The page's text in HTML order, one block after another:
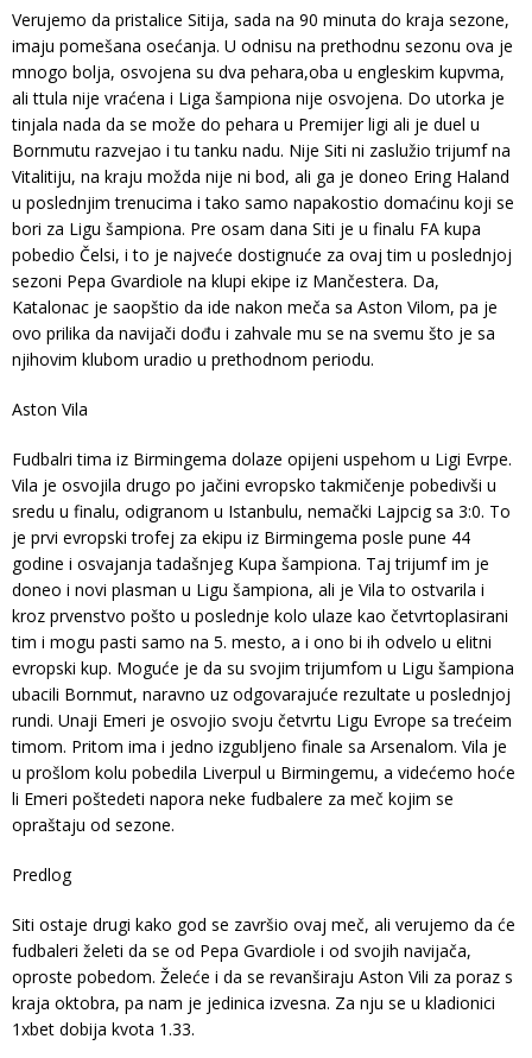
Verujemo da pristalice Sitija, sada na 90 minuta do kraja sezone,
imaju pomešana osećanja. U odnisu na prethodnu sezonu ova je
mnogo bolja, osvojena su dva pehara,oba u engleskim kupvma,
ali ttula nije vraćena i Liga šampiona nije osvojena. Do utorka je
tinjala nada da se može do pehara u Premijer ligi ali je duel u
Bornmutu razvejao i tu tanku nadu. Nije Siti ni zaslužio trijumf na
Vitalitiju, na kraju možda nije ni bod, ali ga je doneo Ering Haland
u poslednjim trenucima i tako samo napakostio domaćinu koji se
bori za Ligu šampiona. Pre osam dana Siti je u finalu FA kupa
pobedio Čelsi, i to je najveće dostignuće za ovaj tim u poslednjoj
sezoni Pepa Gvardiole na klupi ekipe iz Mančestera. Da,
Katalonac je saopštio da ide nakon meča sa Aston Vilom, pa je
ovo prilika da navijači dođu i zahvale mu se na svemu što je sa
njihovim klubom uradio u prethodnom periodu.
Aston Vila
Fudbalri tima iz Birmingema dolaze opijeni uspehom u Ligi Evrpe.
Vila je osvojila drugo po jačini evropsko takmičenje pobedivši u
sredu u finalu, odigranom u Istanbulu, nemački Lajpcig sa 3:0. To
je prvi evropski trofej za ekipu iz Birmingema posle pune 44
godine i osvajanja tadašnjeg Kupa šampiona. Taj trijumf im je
doneo i novi plasman u Ligu šampiona, ali je Vila to ostvarila i
kroz prvenstvo pošto u poslednje kolo ulaze kao četvrtoplasirani
tim i mogu pasti samo na 5. mesto, a i ono bi ih odvelo u elitni
evropski kup. Moguće je da su svojim trijumfom u Ligu šampiona
ubacili Bornmut, naravno uz odgovarajuće rezultate u poslednjoj
rundi. Unaji Emeri je osvojio svoju četvrtu Ligu Evrope sa trećeim
timom. Pritom ima i jedno izgubljeno finale sa Arsenalom. Vila je
u prošlom kolu pobedila Liverpul u Birmingemu, a videćemo hoće
li Emeri poštedeti napora neke fudbalere za meč kojim se
opraštaju od sezone.
Predlog
Siti ostaje drugi kako god se završio ovaj meč, ali verujemo da će
fudbaleri želeti da se od Pepa Gvardiole i od svojih navijača,
oproste pobedom. Želeće i da se revanširaju Aston Vili za poraz s
kraja oktobra, pa nam je jedinica izvesna. Za nju se u kladionici
1xbet dobija kvota 1.33.